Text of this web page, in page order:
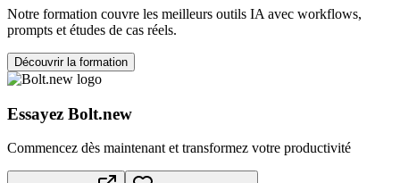
Notre formation couvre les meilleurs outils IA avec workflows,
prompts et études de cas réels.
Découvrir la formation
Essayez Bolt.new
Commencez dès maintenant et transformez votre productivité